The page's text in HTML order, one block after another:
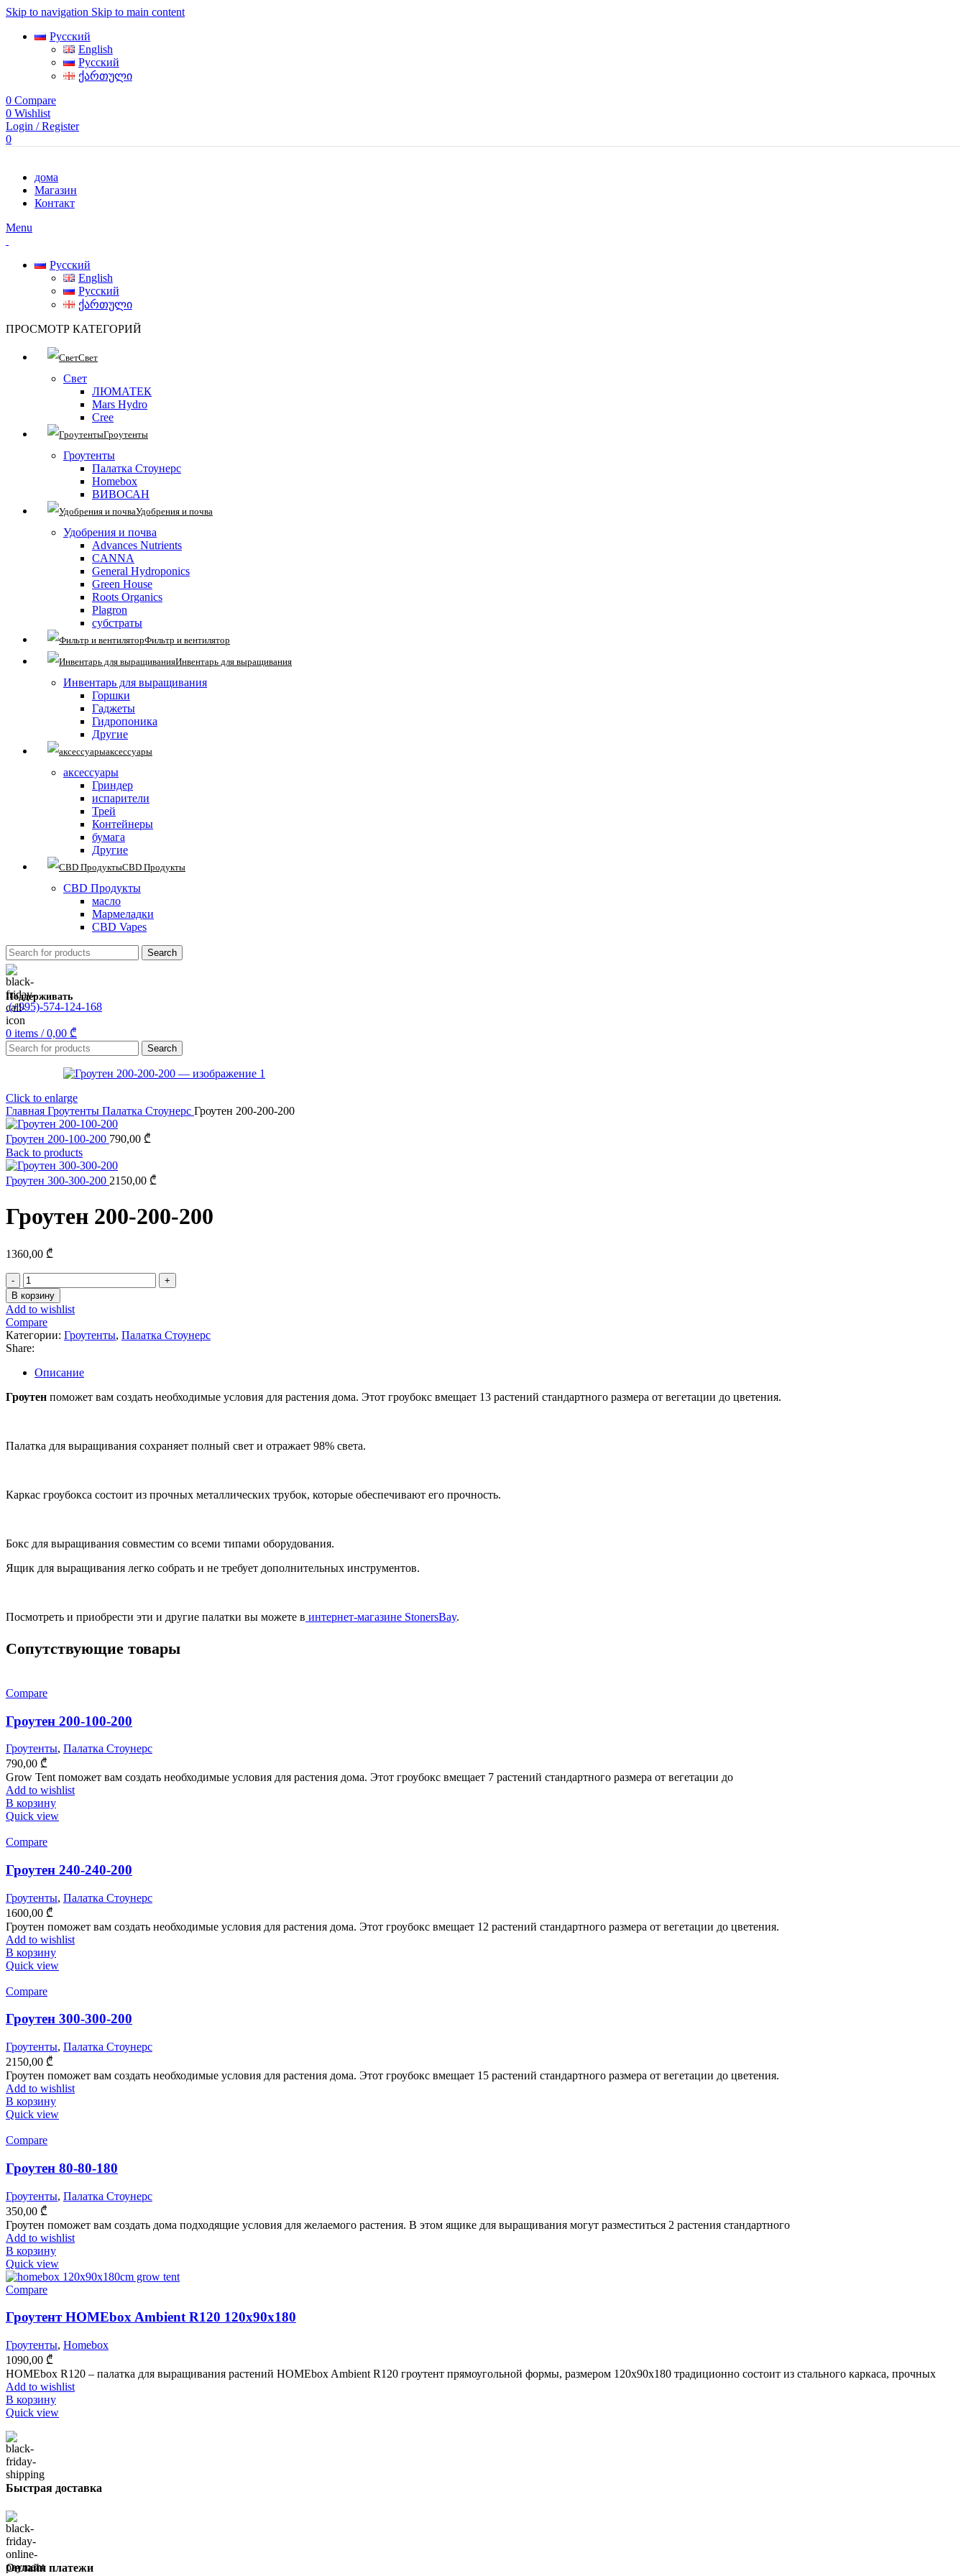
Skip to navigation Skip to main content
Русский
English
Русский
ქართული
0 Compare
0 Wishlist
Login / Register
0
дома
Магазин
Контакт
Menu
Русский
English
Русский
ქართული
ПРОСМОТР КАТЕГОРИЙ
Свет
Свет
ЛЮМАТЕК
Mars Hydro
Cree
Гроутенты
Гроутенты
Палатка Стоунерс
Homebox
ВИВОСАН
Удобрения и почва
Удобрения и почва
Advances Nutrients
CANNA
General Hydroponics
Green House
Roots Organics
Plagron
субстраты
Фильтр и вентилятор
Инвентарь для выращивания
Инвентарь для выращивания
Горшки
Гаджеты
Гидропоника
Другие
аксессуары
аксессуары
Гриндер
испарители
Трей
Контейнеры
бумага
Другие
CBD Продукты
CBD Продукты
масло
Мармеладки
CBD Vapes
Search
Поддерживать
(+995)-574-124-168
0 items / 0,00 ₾
Search
Click to enlarge
Главная Гроутенты Палатка Стоунерс Гроутен 200-200-200
Гроутен 200-100-200 790,00 ₾
Back to products
Гроутен 300-300-200 2150,00 ₾
Гроутен 200-200-200
1360,00 ₾
Количество
товара
Гроутен
200-
200-
200
В корзину
Add to wishlist
Compare
Категории: Гроутенты, Палатка Стоунерс
Share:
Описание
Гроутен поможет вам создать необходимые условия для растения дома. Этот гроубокс вмещает 13 растений стандартного размера от вегетации до цветения.
Палатка для выращивания сохраняет полный свет и отражает 98% света.
Каркас гроубокса состоит из прочных металлических трубок, которые обеспечивают его прочность.
Бокс для выращивания совместим со всеми типами оборудования.
Ящик для выращивания легко собрать и не требует дополнительных инструментов.
Посмотреть и приобрести эти и другие палатки вы можете в интернет-магазине StonersBay.
Cопутствующие товары
Compare
Гроутен 200-100-200
Гроутенты, Палатка Стоунерс
790,00 ₾
Grow Tent поможет вам создать необходимые условия для растения дома. Этот гроубокс вмещает 7 растений стандартного размера от вегетации до
Add to wishlist
В корзину
Quick view
Compare
Гроутен 240-240-200
Гроутенты, Палатка Стоунерс
1600,00 ₾
Гроутен поможет вам создать необходимые условия для растения дома. Этот гроубокс вмещает 12 растений стандартного размера от вегетации до цветения.
Add to wishlist
В корзину
Quick view
Compare
Гроутен 300-300-200
Гроутенты, Палатка Стоунерс
2150,00 ₾
Гроутен поможет вам создать необходимые условия для растения дома. Этот гроубокс вмещает 15 растений стандартного размера от вегетации до цветения.
Add to wishlist
В корзину
Quick view
Compare
Гроутен 80-80-180
Гроутенты, Палатка Стоунерс
350,00 ₾
Гроутен поможет вам создать дома подходящие условия для желаемого растения. В этом ящике для выращивания могут разместиться 2 растения стандартного
Add to wishlist
В корзину
Quick view
Compare
Гроутент HOMEbox Ambient R120 120x90x180
Гроутенты, Homebox
1090,00 ₾
HOMEbox R120 – палатка для выращивания растений HOMEbox Ambient R120 гроутент прямоугольной формы, размером 120x90x180 традиционно состоит из стального каркаса, прочных
Add to wishlist
В корзину
Quick view
Быстрая доставка
Онлайн платежи